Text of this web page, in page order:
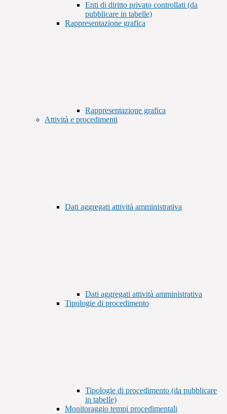
Enti di diritto privato controllati (da
pubblicare in tabelle)
Rappresentazione grafica
Rappresentazione grafica
Attività e procedimenti
Dati aggregati attività amministrativa
Dati aggregati attività amministrativa
Tipologie di procedimento
Tipologie di procedimento (da pubblicare
in tabelle)
Monitoraggio tempi procedimentali